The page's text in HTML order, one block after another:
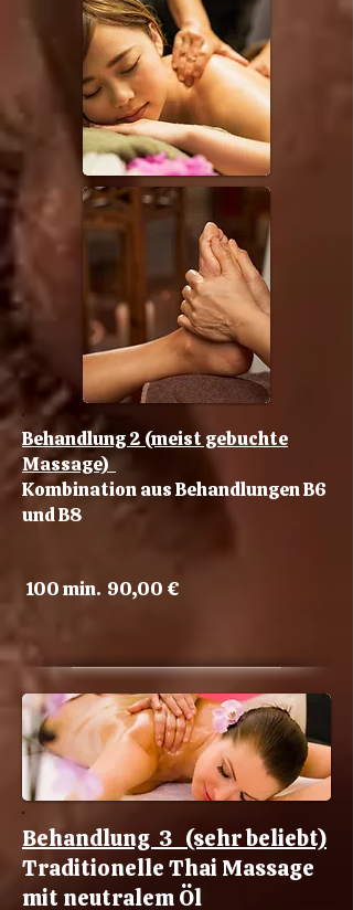
Behandlung 2 (meist gebuchte
Massage)
Kombination aus Behandlungen B6
und B8
100 min. 90,00 €
Behandlung 3 (sehr beliebt)
Traditionelle Thai Massage
mit neutralem Öl